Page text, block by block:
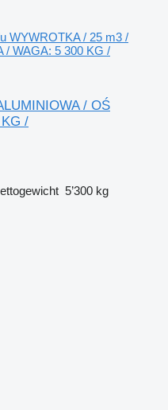
WYWROTKA / 25 m3 /
/ WAGA: 5 300 KG /
/ OŚ
/
5’300 kg